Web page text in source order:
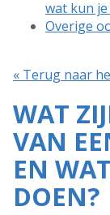
wat kun
Overige
« Terug naar
WAT
VAN
EN
DOEN?